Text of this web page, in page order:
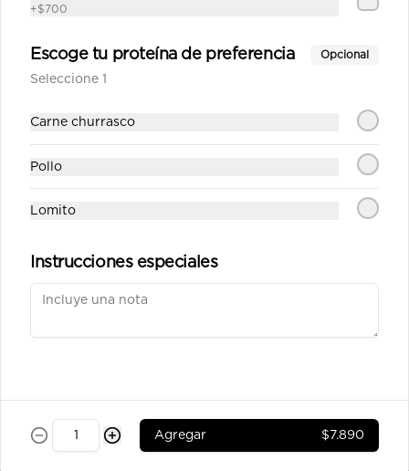
Salsa de tomate casera, queso,
tomate,aceitunas, pimentón orégano.
Pepperoni mediana
Salsa de tomate casera, queso,
pepperoni, orégano.
+$700
Escoge tu proteína de preferencia Opcional
Seleccione 1
Carne churrasco
Pollo
Lomito
Instrucciones especiales
Agregar $7.890